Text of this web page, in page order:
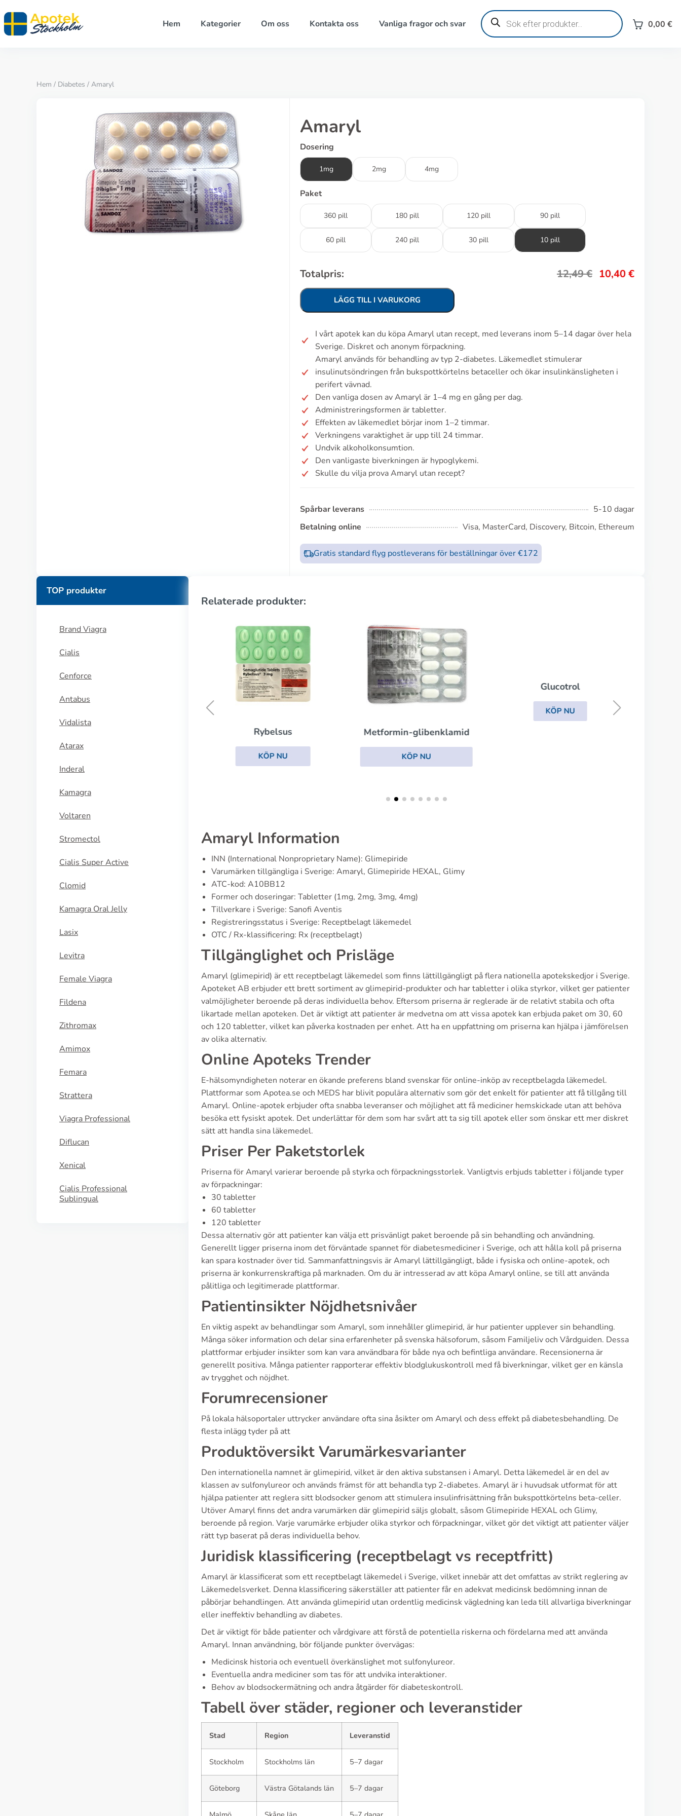
Hem Kategorier Om oss Kontakta oss Vanliga fragor och svar
Produktsökning
0,00 €
Hem / Diabetes / Amaryl
Amaryl
Dosering
1mg 2mg 4mg
Paket
360 pill 180 pill 120 pill 90 pill
60 pill 240 pill 30 pill 10 pill
Totalpris: 12,49€ 10,40€
LÄGG TILL I VARUKORG
I vårt apotek kan du köpa Amaryl utan recept, med leverans inom 5–14 dagar över hela
Sverige. Diskret och anonym förpackning.
Amaryl används för behandling av typ 2-diabetes. Läkemedlet stimulerar
insulinutsöndringen från bukspottkörtelns betaceller och ökar insulinkänsligheten i
perifert vävnad.
Den vanliga dosen av Amaryl är 1–4 mg en gång per dag.
Administreringsformen är tabletter.
Effekten av läkemedlet börjar inom 1–2 timmar.
Verkningens varaktighet är upp till 24 timmar.
Undvik alkoholkonsumtion.
Den vanligaste biverkningen är hypoglykemi.
Skulle du vilja prova Amaryl utan recept?
Spårbar leverans
5-10 dagar
Betalning online
Visa, MasterCard, Discovery, Bitcoin, Ethereum
Gratis standard flyg postleverans för beställningar över €172
TOP produkter
Brand Viagra
Cialis
Cenforce
Antabus
Vidalista
Atarax
Inderal
Kamagra
Voltaren
Stromectol
Cialis Super Active
Clomid
Kamagra Oral Jelly
Lasix
Levitra
Female Viagra
Fildena
Zithromax
Amimox
Femara
Strattera
Viagra Professional
Diflucan
Xenical
Cialis Professional
Sublingual
Relaterade produkter:
Rybelsus
KÖP NU
Metformin-glibenklamid
KÖP NU
Amaryl Information
INN (International Nonproprietary Name): Glimepiride
Varumärken tillgängliga i Sverige: Amaryl, Glimepiride HEXAL, Glimy
ATC-kod: A10BB12
Former och doseringar: Tabletter (1mg, 2mg, 3mg, 4mg)
Tillverkare i Sverige: Sanofi Aventis
Registreringsstatus i Sverige: Receptbelagt läkemedel
OTC / Rx-klassificering: Rx (receptbelagt)
Tillgänglighet och Prisläge
Amaryl (glimepirid) är ett receptbelagt läkemedel som finns lättillgängligt på flera nationella apotekskedjor i Sverige.
Apoteket AB erbjuder ett brett sortiment av glimepirid-produkter och har tabletter i olika styrkor, vilket ger patienter
valmöjligheter beroende på deras individuella behov. Eftersom priserna är reglerade är de relativt stabila och ofta
likartade mellan apoteken. Det är viktigt att patienter är medvetna om att vissa apotek kan erbjuda paket om 30, 60
och 120 tabletter, vilket kan påverka kostnaden per enhet. Att ha en uppfattning om priserna kan hjälpa i jämförelsen
av olika alternativ.
Online Apoteks Trender
E-hälsomyndigheten noterar en ökande preferens bland svenskar för online-inköp av receptbelagda läkemedel.
Plattformar som Apotea.se och MEDS har blivit populära alternativ som gör det enkelt för patienter att få tillgång till
Amaryl. Online-apotek erbjuder ofta snabba leveranser och möjlighet att få mediciner hemskickade utan att behöva
besöka ett fysiskt apotek. Det underlättar för dem som har svårt att ta sig till apotek eller som önskar ett mer diskret
sätt att handla sina läkemedel.
Priser Per Paketstorlek
Priserna för Amaryl varierar beroende på styrka och förpackningsstorlek. Vanligtvis erbjuds tabletter i följande typer
av förpackningar:
30 tabletter
60 tabletter
120 tabletter
Dessa alternativ gör att patienter kan välja ett prisvänligt paket beroende på sin behandling och användning.
Generellt ligger priserna inom det förväntade spannet för diabetesmediciner i Sverige, och att hålla koll på priserna
kan spara kostnader över tid. Sammanfattningsvis är Amaryl lättillgängligt, både i fysiska och online-apotek, och
priserna är konkurrenskraftiga på marknaden. Om du är intresserad av att köpa Amaryl online, se till att använda
pålitliga och legitimerade plattformar.
Patientinsikter Nöjdhetsnivåer
En viktig aspekt av behandlingar som Amaryl, som innehåller glimepirid, är hur patienter upplever sin behandling.
Många söker information och delar sina erfarenheter på svenska hälsoforum, såsom Familjeliv och Vårdguiden. Dessa
plattformar erbjuder insikter som kan vara användbara för både nya och befintliga användare. Recensionerna är
generellt positiva. Många patienter rapporterar effektiv blodglukuskontroll med få biverkningar, vilket ger en känsla
av trygghet och nöjdhet.
Forumrecensioner
På lokala hälsoportaler uttrycker användare ofta sina åsikter om Amaryl och dess effekt på diabetesbehandling. De
flesta inlägg tyder på att
Produktöversikt Varumärkesvarianter
Den internationella namnet är glimepirid, vilket är den aktiva substansen i Amaryl. Detta läkemedel är en del av
klassen av sulfonylureor och används främst för att behandla typ 2-diabetes. Amaryl är i huvudsak utformat för att
hjälpa patienter att reglera sitt blodsocker genom att stimulera insulinfrisättning från bukspottkörtelns beta-celler.
Utöver Amaryl finns det andra varumärken där glimepirid säljs globalt, såsom Glimepiride HEXAL och Glimy,
beroende på region. Varje varumärke erbjuder olika styrkor och förpackningar, vilket gör det viktigt att patienter väljer
rätt typ baserat på deras individuella behov.
Juridisk klassificering (receptbelagt vs receptfritt)
Amaryl är klassificerat som ett receptbelagt läkemedel i Sverige, vilket innebär att det omfattas av strikt reglering av
Läkemedelsverket. Denna klassificering säkerställer att patienter får en adekvat medicinsk bedömning innan de
påbörjar behandlingen. Att använda glimepirid utan ordentlig medicinsk vägledning kan leda till allvarliga biverkningar
eller ineffektiv behandling av diabetes.
Det är viktigt för både patienter och vårdgivare att förstå de potentiella riskerna och fördelarna med att använda
Amaryl. Innan användning, bör följande punkter övervägas:
Medicinsk historia och eventuell överkänslighet mot sulfonylureor.
Eventuella andra mediciner som tas för att undvika interaktioner.
Behov av blodsockermätning och andra åtgärder för diabeteskontroll.
Tabell över städer, regioner och leveranstider
Stad Region Leveranstid
Stockholm Stockholms län 5–7 dagar
Göteborg Västra Götalands län 5–7 dagar